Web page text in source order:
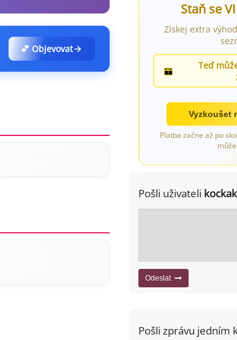
💕 Objevovat
Staň se
Získej extra
Teď
Vyzkoušet
Platba začne až po
Pošli uživateli
Odeslat
Pošli zprávu jedním